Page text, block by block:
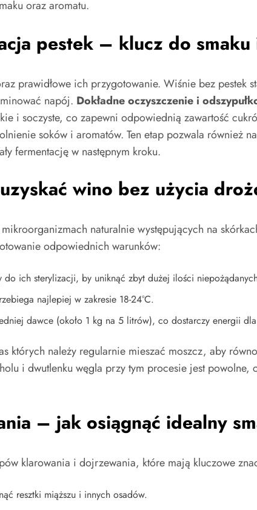
oraz aromatu.
pestek – klucz do
prawidłowe ich przygotowanie. Wiśnie bez pestek
napój. Dokładne oczyszczenie i
i soczyste, co zapewni odpowiednią zawartość
soków i aromatów. Ten etap pozwala również
fermentację w następnym kroku.
wino bez użycia
naturalnie występujących na
odpowiednich warunków:
ich sterylizacji, by uniknąć zbyt dużej ilości
najlepiej w zakresie 18-24°C.
dawce (około 1 kg na 5 litrów), co dostarczy energii
których należy regularnie mieszać moszcz, aby
i dwutlenku węgla przy tym procesie jest powolne,
– jak osiągnąć idealny
klarowania i dojrzewania, które mają kluczowe
resztki miąższu i innych osadów.